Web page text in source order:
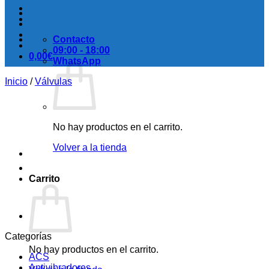
0,00€
No hay productos en el carrito.
Volver a la tienda
Carrito
No hay productos en el carrito.
Contacto
09:00 - 18:00
WhatsApp
Inicio / Válvulas
Categorías
ACS